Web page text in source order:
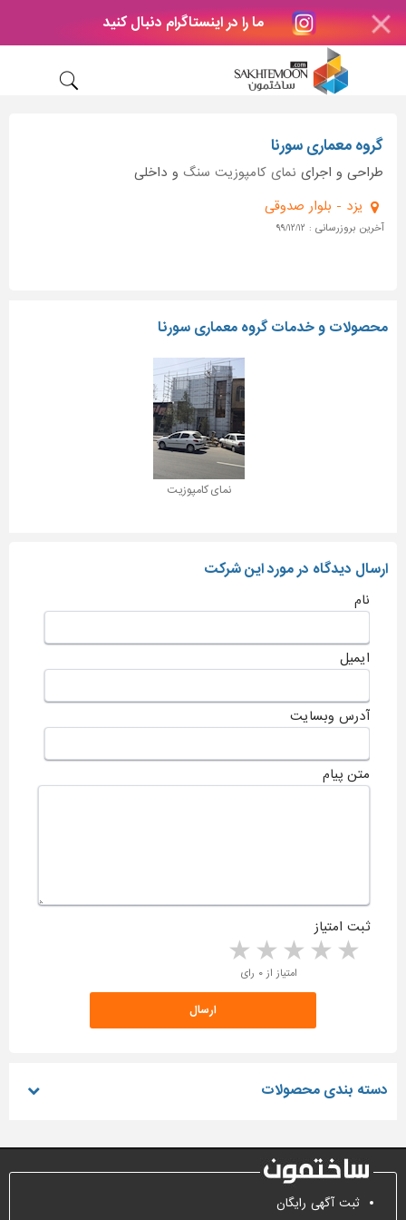
ما را در اینستاگرام دنبال کنید
گروه معماری سورنا
طراحی و اجرای نمای کامپوزیت سنگ و داخلی
یزد - بلوار صدوقی
آخرین بروزرسانی : ۹۹/۱۲/۱۲
محصولات و خدمات گروه معماری سورنا
نمای کامپوزیت
ارسال دیدگاه در مورد این شرکت
نام
ایمیل
آدرس وبسایت
متن پیام
ثبت امتیاز
4 stars 3 stars 2 stars 1 star امتیاز از ۰ رای
دسته بندی محصولات
ثبت آگهی رایگان